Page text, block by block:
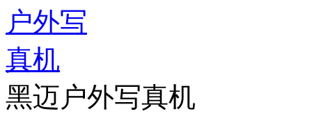
黑迈户外写真机